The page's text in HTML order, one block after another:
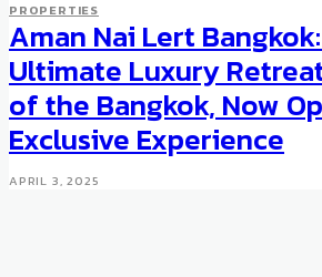
PROPERTIES
Aman Nai Lert
Ultimate Luxury
of the Bangkok, Now
Exclusive Experience
APRIL 3, 2025